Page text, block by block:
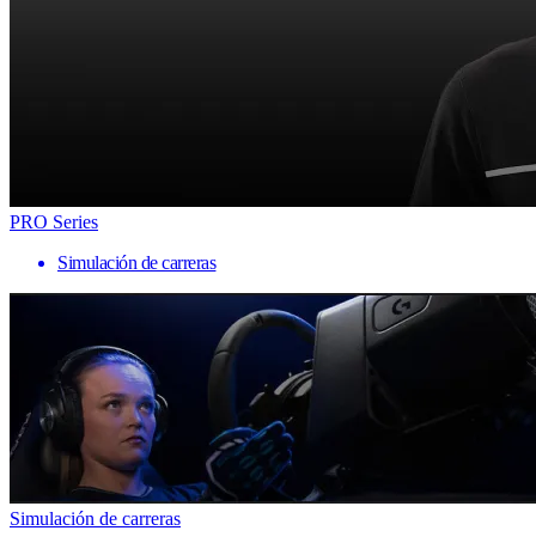
PRO Series
Simulación de carreras
Simulación de carreras